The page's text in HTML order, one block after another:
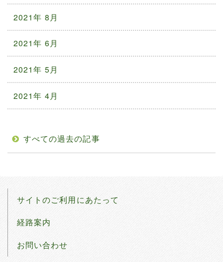
2021年 8月
2021年 6月
2021年 5月
2021年 4月
すべての過去の記事
サイトのご利用にあたって
経路案内
お問い合わせ